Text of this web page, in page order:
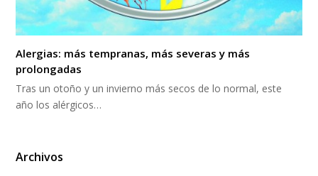
Alergias: más tempranas, más severas y más
prolongadas
Tras un otoño y un invierno más secos de lo normal, este
año los alérgicos…
Archivos